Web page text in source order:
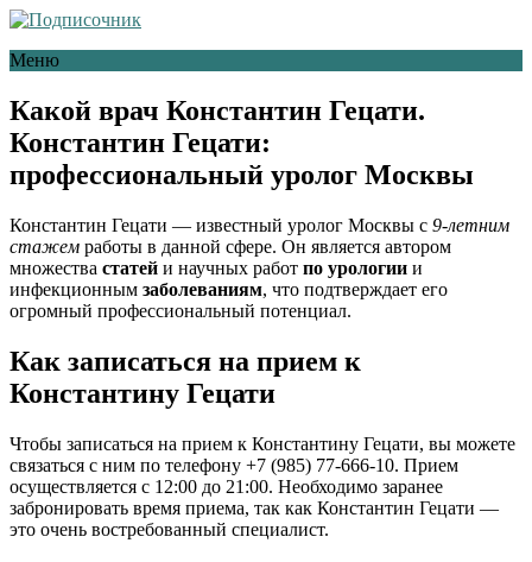
Меню
Какой врач Константин Гецати.
Константин Гецати:
профессиональный уролог Москвы
Константин Гецати — известный уролог Москвы с 9-летним
стажем работы в данной сфере. Он является автором
множества статей и научных работ по урологии и
инфекционным заболеваниям, что подтверждает его
огромный профессиональный потенциал.
Как записаться на прием к
Константину Гецати
Чтобы записаться на прием к Константину Гецати, вы можете
связаться с ним по телефону +7 (985) 77-666-10. Прием
осуществляется с 12:00 до 21:00. Необходимо заранее
забронировать время приема, так как Константин Гецати —
это очень востребованный специалист.